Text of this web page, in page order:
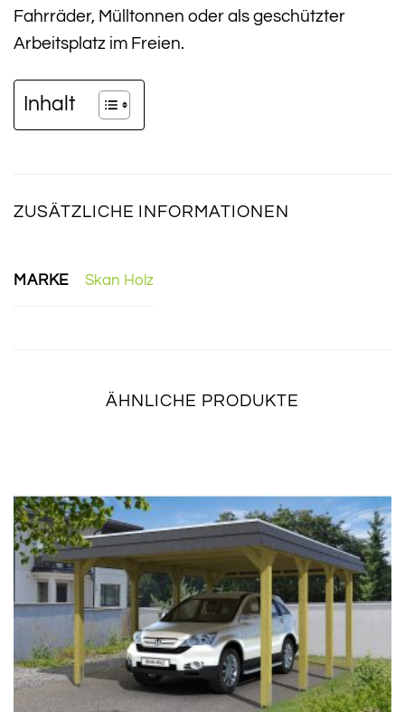
Fahrräder, Mülltonnen oder als geschützter
Arbeitsplatz im Freien.
Inhalt
ZUSÄTZLICHE INFORMATIONEN
MARKE Skan Holz
ÄHNLICHE PRODUKTE